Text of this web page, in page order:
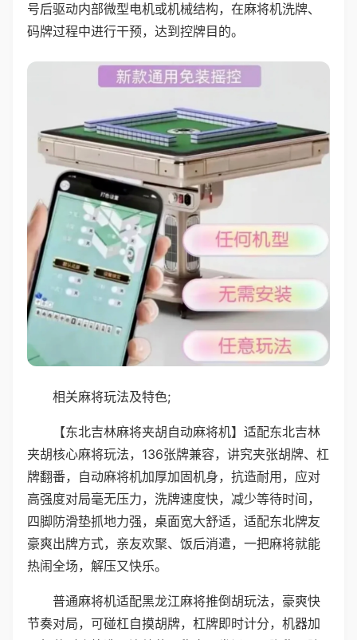
号后驱动内部微型电机或机械结构，在麻将机洗牌、
码牌过程中进行干预，达到控牌目的。
相关麻将玩法及特色;
【东北吉林麻将夹胡自动麻将机】适配东北吉林
夹胡核心麻将玩法，136张牌兼容，讲究夹张胡牌、杠
牌翻番，自动麻将机加厚加固机身，抗造耐用，应对
高强度对局毫无压力，洗牌速度快，减少等待时间，
四脚防滑垫抓地力强，桌面宽大舒适，适配东北牌友
豪爽出牌方式，亲友欢聚、饭后消遣，一把麻将就能
热闹全场，解压又快乐。
普通麻将机适配黑龙江麻将推倒胡玩法，豪爽快
节奏对局，可碰杠自摸胡牌，杠牌即时计分，机器加